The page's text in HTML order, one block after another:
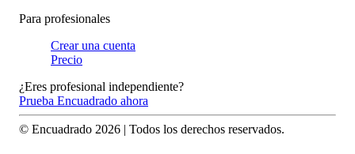
Para profesionales
Crear una cuenta
Precio
¿Eres profesional independiente?
Prueba Encuadrado ahora
© Encuadrado 2026 | Todos los derechos reservados.